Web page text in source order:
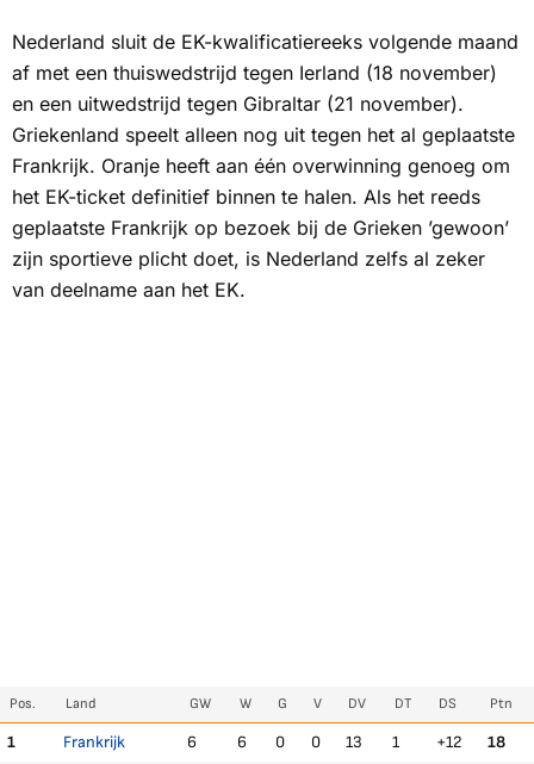
Nederland sluit de EK-kwalificatiereeks volgende maand
af met een thuiswedstrijd tegen Ierland (18 november)
en een uitwedstrijd tegen Gibraltar (21 november).
Griekenland speelt alleen nog uit tegen het al geplaatste
Frankrijk. Oranje heeft aan één overwinning genoeg om
het EK-ticket definitief binnen te halen. Als het reeds
geplaatste Frankrijk op bezoek bij de Grieken ’gewoon’
zijn sportieve plicht doet, is Nederland zelfs al zeker
van deelname aan het EK.
Pos. Land GW W G V DV DT DS Ptn
1 Frankrijk 6 6 0 0 13 1 +12 18